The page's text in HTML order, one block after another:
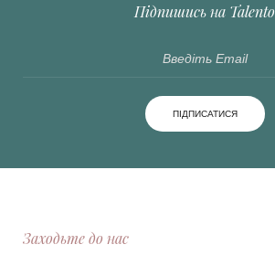
Підпишись на Talento
ПІДПИСАТИСЯ
Заходьте до нас